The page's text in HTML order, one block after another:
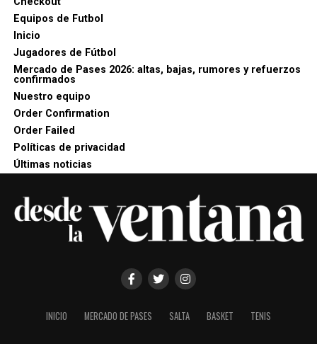
Equipos de Futbol
Inicio
Jugadores de Fútbol
Mercado de Pases 2026: altas, bajas, rumores y refuerzos
confirmados
Nuestro equipo
Order Confirmation
Order Failed
Políticas de privacidad
Últimas noticias
INICIO MERCADO DE PASES SALTA BASKET TENIS